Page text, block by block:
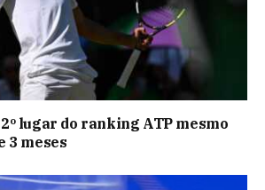
lugar do ranking ATP mesmo
3 meses